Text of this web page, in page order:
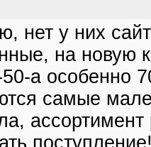
нет у них
на новую
а особенно
самые